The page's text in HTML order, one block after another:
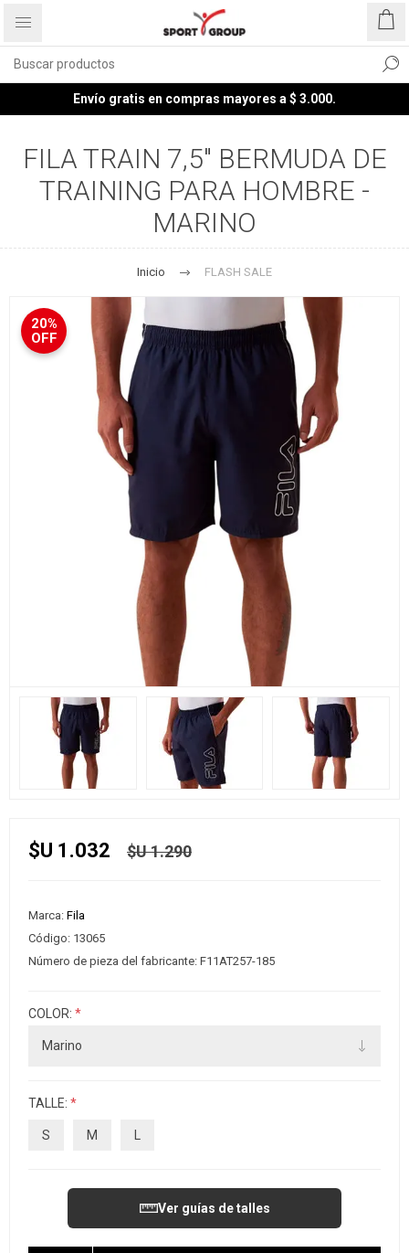
Envío gratis en compras mayores a $ 3.000.
FILA TRAIN 7,5" BERMUDA DE
TRAINING PARA HOMBRE -
MARINO
Inicio FLASH SALE
20%
OFF
$U 1.032 $U 1.290
Marca: Fila
Código: 13065
Número de pieza del fabricante: F11AT257-185
COLOR: *
TALLE: *
S M L
Ver guías de talles